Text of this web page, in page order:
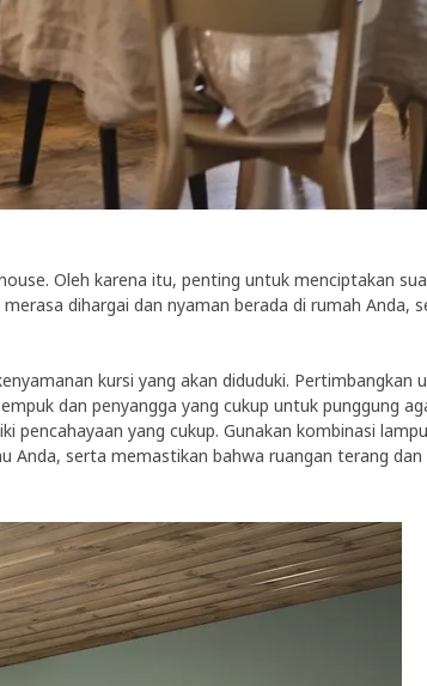
Oleh karena itu, penting untuk menciptakan
dihargai dan nyaman berada di rumah Anda,
kursi yang akan diduduki. Pertimbangkan
dan penyangga yang cukup untuk punggung
yang cukup. Gunakan kombinasi
Anda, serta memastikan bahwa ruangan terang dan